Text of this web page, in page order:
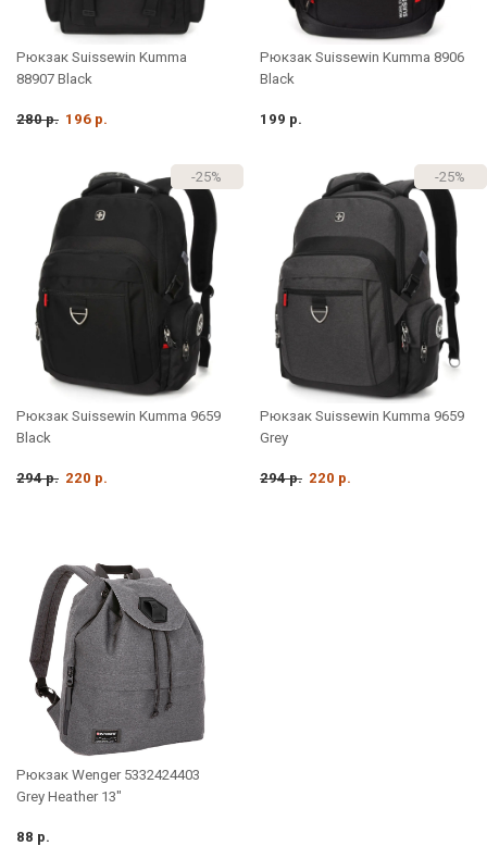
Рюкзак Suissewin Kumma
88907 Black
280 р. 196 р.
Рюкзак Suissewin Kumma 8906
Black
199 р.
-25%
Рюкзак Suissewin Kumma 9659
Black
294 р. 220 р.
-25%
Рюкзак Suissewin Kumma 9659
Grey
294 р. 220 р.
Рюкзак Wenger 5332424403
Grey Heather 13"
88 р.